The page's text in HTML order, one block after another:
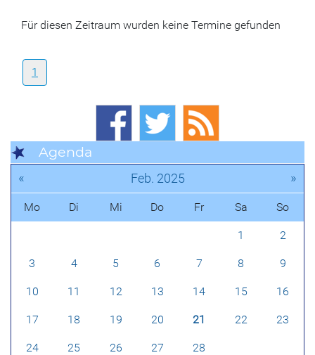
Für diesen Zeitraum wurden keine Termine gefunden
1
Agenda
« Feb. 2025 »
Mo Di Mi Do Fr Sa So
1 2
3 4 5 6 7 8 9
10 11 12 13 14 15 16
17 18 19 20 21 22 23
24 25 26 27 28